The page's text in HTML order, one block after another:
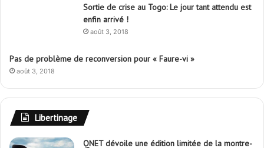
enfin arrivé !
août 3, 2018
août 3, 2018
QNET dévoile une édition limitée de la montre-
bracelet Bernhard H. Mayer Wave-Rider